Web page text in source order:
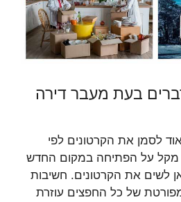
דברים בעת מעבר דירה
לסמן את הקרטונים לפי
מקל על הפתיחה במקום החדש
לשים את הקרטונים. חשיבות
של כל החפצים עוזרת